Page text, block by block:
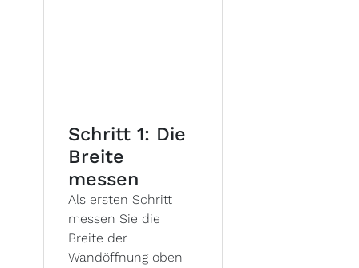
Schritt 1: Die
Breite
messen
Als ersten Schritt
messen Sie die
Breite der
Wandöffnung oben